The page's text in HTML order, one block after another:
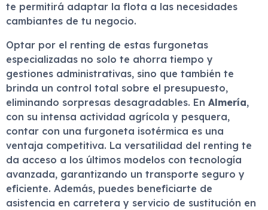
te permitirá adaptar la flota a las necesidades
cambiantes de tu negocio.
Optar por el renting de estas furgonetas
especializadas no solo te ahorra tiempo y
gestiones administrativas, sino que también te
brinda un control total sobre el presupuesto,
eliminando sorpresas desagradables. En Almería,
con su intensa actividad agrícola y pesquera,
contar con una furgoneta isotérmica es una
ventaja competitiva. La versatilidad del renting te
da acceso a los últimos modelos con tecnología
avanzada, garantizando un transporte seguro y
eficiente. Además, puedes beneficiarte de
asistencia en carretera y servicio de sustitución en